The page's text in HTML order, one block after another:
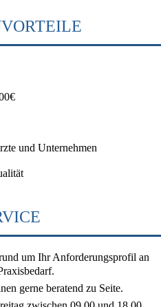
und Unternehmen
um Ihr Anforderungsprofil an
gerne beratend zu Seite.